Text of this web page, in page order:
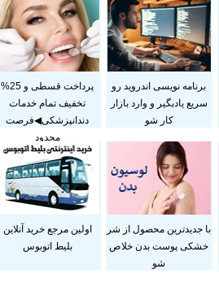
برنامه نویسی اندروید رو
سریع یادبگیر و وارد بازار
کار شو
پرداخت قسطی و 25%
تخفیف تمام خدمات
دندانپزشکی◀فرصت
محدود
با جدیدترین محصول از شر
خشکی پوست بدن خلاص
شو
اولین مرجع خرید آنلاین
بلیط اتوبوس